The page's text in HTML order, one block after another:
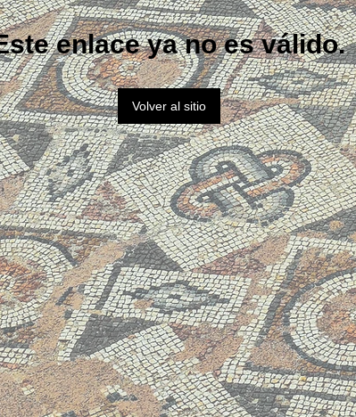
enlace ya no es válido.
Volver al sitio